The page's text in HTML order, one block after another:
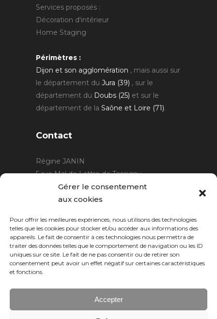
Gérer le consentement
aux cookies
Pour offrir les meilleures expériences, nous utilisons des technologies
telles que les cookies pour stocker et/ou accéder aux informations des
appareils. Le fait de consentir à ces technologies nous permettra de
traiter des données telles que le comportement de navigation ou les ID
uniques sur ce site. Le fait de ne pas consentir ou de retirer son
consentement peut avoir un effet négatif sur certaines caractéristiques
et fonctions.
Accepter
Services proposés :
Décoration d'intérieur
Home Staging
Périmètres :
Dijon et son agglomération , mais aussi sur
le département du Jura (39) , sur le
département du Doubs (25) et sur le
département de la Saône et Loire (71).
Contact
Régine JANIN
5 rue Mal de Lattre de Tassigny
21220 Gevrey Chambertin
06 15 15 80 29
Horaires :sur rendez-vous.